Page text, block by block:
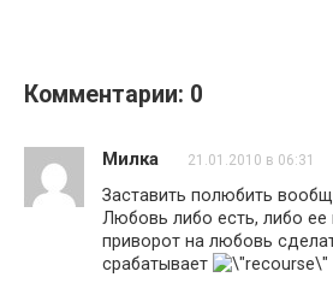
Комментарии: 0
Милка 21.01.2010 в 06:31
Заставить полюбить
Любовь либо есть, либо ее
приворот на любовь
срабатывает